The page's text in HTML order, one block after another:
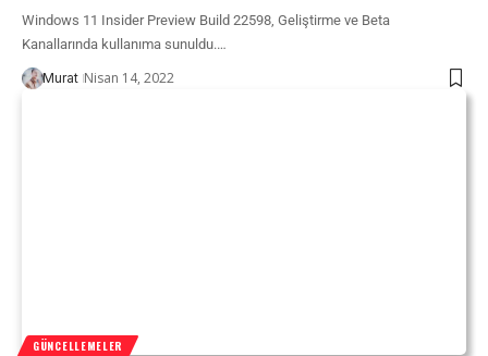
Windows 11 Insider Preview Build 22598, Geliştirme ve Beta
Kanallarında kullanıma sunuldu.…
Murat Nisan 14, 2022
GÜNCELLEMELER